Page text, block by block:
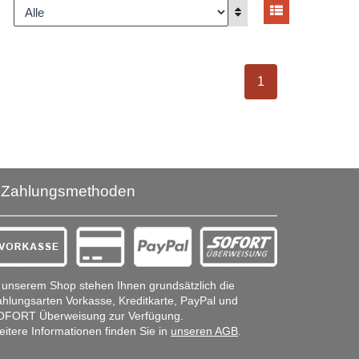
AnzeigenAnsicht
ausgewählt Seite
1
Zahlungsmethoden
unserem Shop stehen Ihnen grundsätzlich die
Vorkasse, Kreditkarte, PayPal und
Überweisung zur Verfügung.
Informationen finden Sie in unseren AGB.